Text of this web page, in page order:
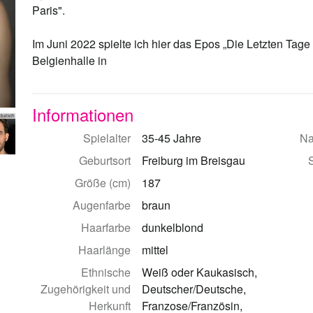
Paris".
Im Juni 2022 spielte ich hier das Epos „Die Letzten
Belgienhalle in
Informationen
Spielalter
35-45 Jahre
Geburtsort
Freiburg im Breisgau
Größe (cm)
187
Augenfarbe
braun
Haarfarbe
dunkelblond
Haarlänge
mittel
Ethnische
Zugehörigkeit und
Herkunft
Weiß oder Kaukasisch,
Deutscher/Deutsche,
Franzose/Französin,